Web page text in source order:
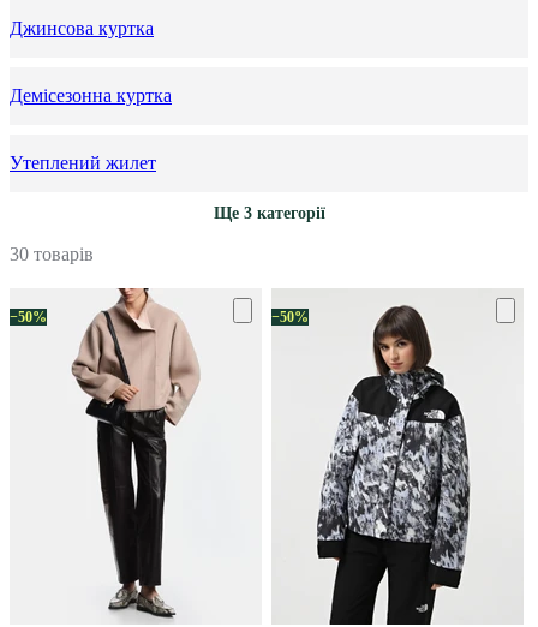
Джинсова куртка
Демісезонна куртка
Утеплений жилет
Ще 3 категорії
30 товарів
−50% −50%